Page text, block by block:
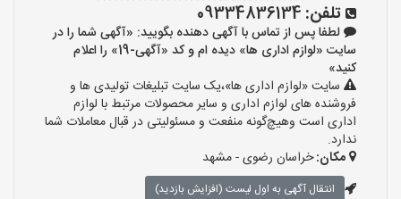
تلفن: 09334836134
لطفا پس از تماس با آگهی دهنده بگویید: «آگهی شما را در
سایت «لوازم اداری ها» دیده ام و کد «آگهی-19» را اعلام
کنید»
سایت «لوازم اداری ها»،یک سایت تبلیغات تولیدی ها و
فروشنده های لوازم اداری و سایر محصولات مرتبط با لوازم
اداری است وهیچ‌گونه منفعت و مسئولیتی در قبال معاملات شما
ندارد.
مکان:خراسان رضوی - مشهد
انتقال آگهی به اول لیست (افزایش بازدید)